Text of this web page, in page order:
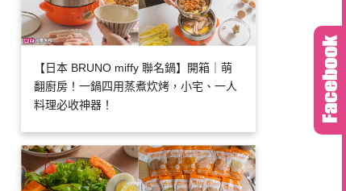
【日本 BRUNO miffy 聯名鍋】開箱｜萌
翻廚房！一鍋四用蒸煮炊烤，小宅、一人
料理必收神器！